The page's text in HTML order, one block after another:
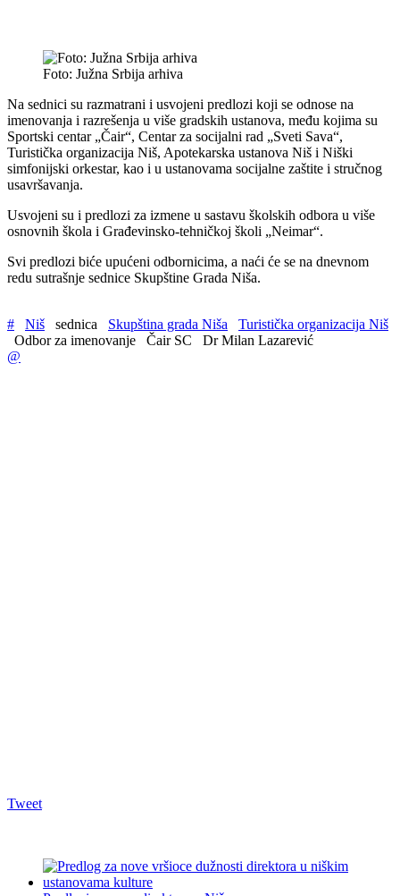
Foto: Južna Srbija arhiva
Na sednici su razmatrani i usvojeni predlozi koji se odnose na
imenovanja i razrešenja u više gradskih ustanova, među kojima su
Sportski centar „Čair“, Centar za socijalni rad „Sveti Sava“,
Turistička organizacija Niš, Apotekarska ustanova Niš i Niški
simfonijski orkestar, kao i u ustanovama socijalne zaštite i stručnog
usavršavanja.
Usvojeni su i predlozi za izmene u sastavu školskih odbora u više
osnovnih škola i Građevinsko-tehničkoj školi „Neimar“.
Svi predlozi biće upućeni odbornicima, a naći će se na dnevnom
redu sutrašnje sednice Skupštine Grada Niša.
# Niš sednica Skupština grada Niša
Turistička organizacija Niš
Odbor za imenovanje
Čair SC
Dr Milan Lazarević
@
Tweet